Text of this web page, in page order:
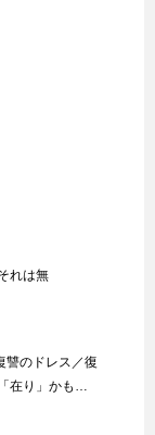
れは無
讐のドレス／復
在り」かも…